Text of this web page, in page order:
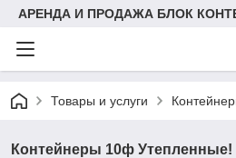
АРЕНДА И ПРОДАЖА БЛОК
Товары и услуги
Контейнеры 10ф Утепленные!